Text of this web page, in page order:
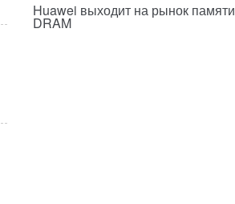
Huawei выходит на рынок памяти
DRAM